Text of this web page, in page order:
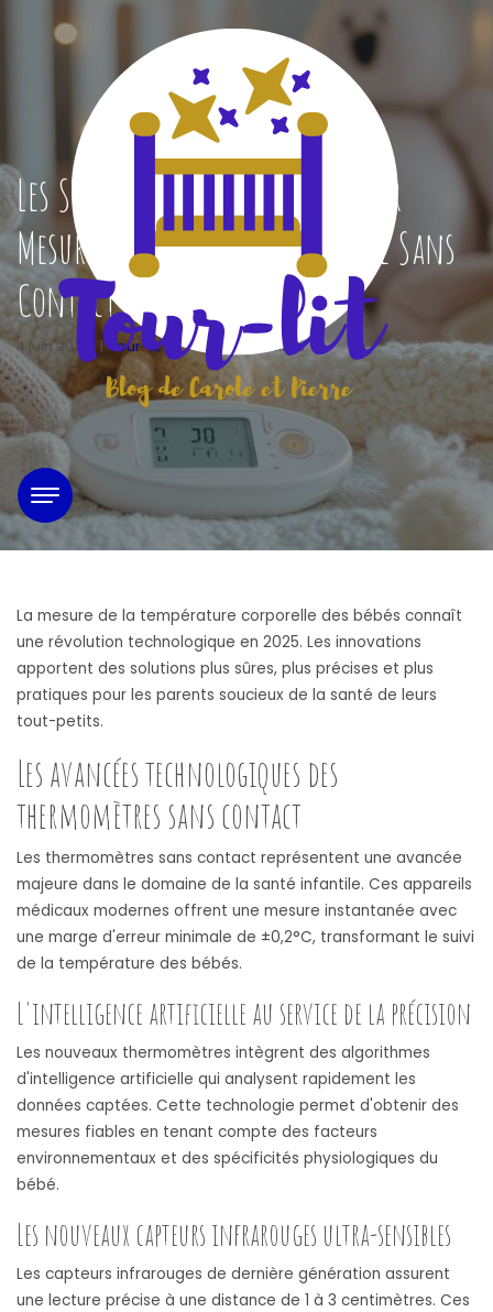
Les Solutions Innovantes pour
Mesurer la Temperature de Bebe Sans
Contact en 2025
4 juin 2025 | tour-lit 0 Commentaires
La mesure de la température corporelle des bébés connaît
une révolution technologique en 2025. Les innovations
apportent des solutions plus sûres, plus précises et plus
pratiques pour les parents soucieux de la santé de leurs
tout-petits.
Les avancées technologiques des
thermomètres sans contact
Les thermomètres sans contact représentent une avancée
majeure dans le domaine de la santé infantile. Ces appareils
médicaux modernes offrent une mesure instantanée avec
une marge d'erreur minimale de ±0,2°C, transformant le suivi
de la température des bébés.
L'intelligence artificielle au service de la précision
Les nouveaux thermomètres intègrent des algorithmes
d'intelligence artificielle qui analysent rapidement les
données captées. Cette technologie permet d'obtenir des
mesures fiables en tenant compte des facteurs
environnementaux et des spécificités physiologiques du
bébé.
Les nouveaux capteurs infrarouges ultra-sensibles
Les capteurs infrarouges de dernière génération assurent
une lecture précise à une distance de 1 à 3 centimètres. Ces